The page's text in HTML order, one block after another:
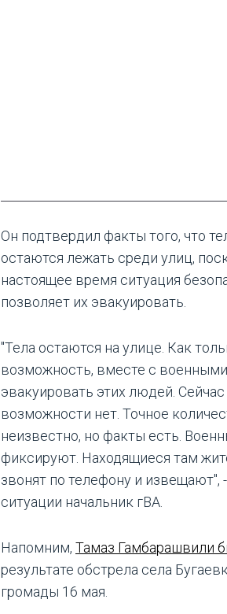
Он подтвердил факты того, что
остаются лежать среди улиц,
настоящее время ситуация
позволяет их эвакуировать.
"Тела остаются на улице. Как
возможность, вместе с
эвакуировать этих людей. Сейчас
возможности нет. Точное
неизвестно, но факты есть.
фиксируют. Находящиеся там
звонят по телефону и извещают",
ситуации начальник гВА.
Напомним, Тамаз Гамбарашвили
результате обстрела села
громады 16 мая.